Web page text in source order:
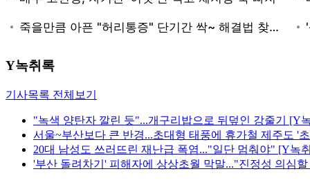
Y녹취록
기사목록 전체보기
"녹색 양탄자 깔린 듯"...개구리밥으로 뒤덮인 강줄기 [Y
서울~부산보다 큰 반경...초대형 태풍에 휴가철 제주도 '
20대 남성도 쓰러뜨린 재난급 폭염..."일단 멈춰야" [Y녹
'부산 돌려차기' 피해자에 상상초월 막말..."진정성 의심